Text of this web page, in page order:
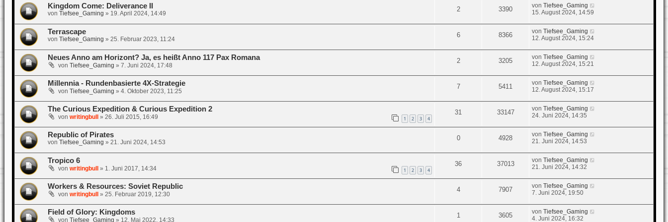
Kingdom Come: Deliverance II
von Tiefsee_Gaming » 19. April 2024, 14:49
2 3390 vonTiefsee_Gaming
15. August 2024, 14:59
Terrascape
von Tiefsee_Gaming » 25. Februar 2023, 11:24
6 8366 vonTiefsee_Gaming
12. August 2024, 15:24
Neues Anno am Horizont? Ja, es heißt Anno 117 Pax Romana
von Tiefsee_Gaming » 7. Juni 2024, 17:48
2 3205 vonTiefsee_Gaming
12. August 2024, 15:21
Millennia - Rundenbasierte 4X-Strategie
von Tiefsee_Gaming » 4. Oktober 2023, 11:25
7 5411 vonTiefsee_Gaming
12. August 2024, 15:17
The Curious Expedition & Curious Expedition 2
von writingbull» 26. Juli 2015, 16:49 1 2 3 4
31 33147 vonTiefsee_Gaming
24. Juni 2024, 14:35
Republic of Pirates
von Tiefsee_Gaming » 21. Juni 2024, 14:53
0 4928 vonTiefsee_Gaming
21. Juni 2024, 14:53
Tropico 6
von writingbull» 1. Juni 2017, 14:34 1 2 3 4
36 37013 vonTiefsee_Gaming
21. Juni 2024, 14:32
Workers & Resources: Soviet Republic
von writingbull» 25. Februar 2019, 12:30
4 7907 vonTiefsee_Gaming
7. Juni 2024, 19:50
Field of Glory: Kingdoms
von Tiefsee_Gaming » 12. Mai 2022, 14:33
1 3605 vonTiefsee_Gaming
4. Juni 2024, 16:32